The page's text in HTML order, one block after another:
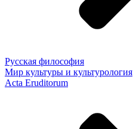
Русская философия
Мир культуры и культурология
Acta Eruditorum